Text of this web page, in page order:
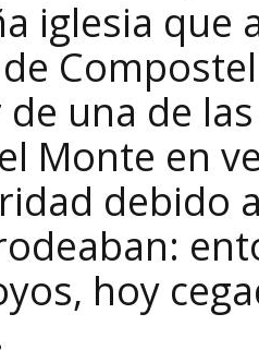
iglesia que
una de
Monte en
debido
hoy